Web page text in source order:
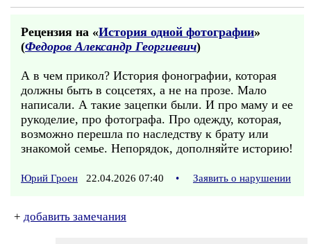
Рецензия на «История одной фотографии»
(Федоров Александр Георгиевич)
А в чем прикол? История фонографии, которая
должны быть в соцсетях, а не на прозе. Мало
написали. А такие зацепки были. И про маму и ее
рукоделие, про фотографа. Про одежду, которая,
возможно перешла по наследству к брату или
знакомой семье. Непорядок, дополняйте историю!
Юрий Гроен 22.04.2026 07:40 • Заявить о нарушении
+ добавить замечания